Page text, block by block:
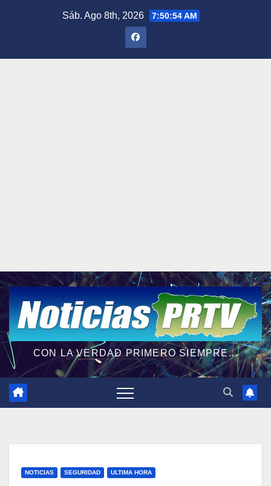
Sáb. Ago 8th, 2026 7:50:55 AM
CON LA VERDAD PRIMERO SIEMPRE...
NOTICIAS SEGURIDAD ULTIMA HORA